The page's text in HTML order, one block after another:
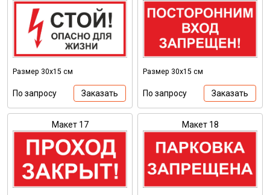
Размер 30х15 см
По запросу Заказать
Размер 30х15 см
По запросу Заказать
Макет 17 Макет 18